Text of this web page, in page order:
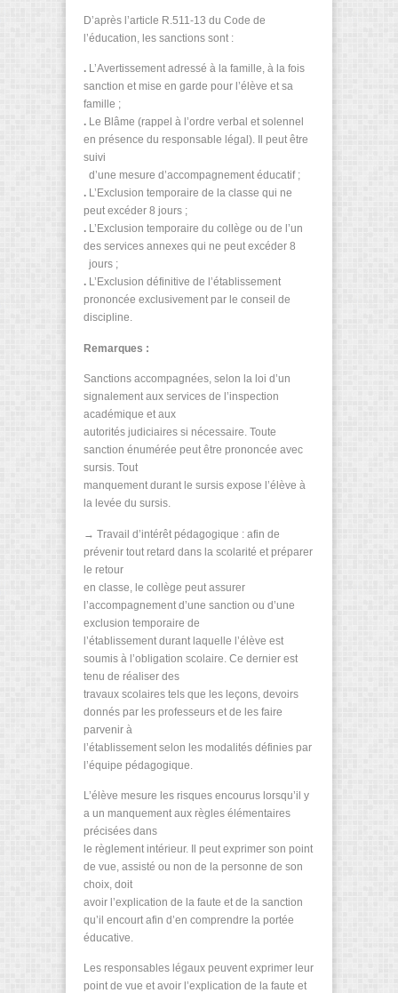
D’après l’article R.511-13 du Code de
l’éducation, les sanctions sont :
. L’Avertissement adressé à la famille, à la fois
sanction et mise en garde pour l’élève et sa
famille ;
. Le Blâme (rappel à l’ordre verbal et solennel
en présence du responsable légal). Il peut être
suivi
d’une mesure d’accompagnement éducatif ;
. L’Exclusion temporaire de la classe qui ne
peut excéder 8 jours ;
. L’Exclusion temporaire du collège ou de l’un
des services annexes qui ne peut excéder 8
jours ;
. L’Exclusion définitive de l’établissement
prononcée exclusivement par le conseil de
discipline.
Remarques :
Sanctions accompagnées, selon la loi d’un
signalement aux services de l’inspection
académique et aux
autorités judiciaires si nécessaire. Toute
sanction énumérée peut être prononcée avec
sursis. Tout
manquement durant le sursis expose l’élève à
la levée du sursis.
→ Travail d’intérêt pédagogique : afin de
prévenir tout retard dans la scolarité et préparer
le retour
en classe, le collège peut assurer
l’accompagnement d’une sanction ou d’une
exclusion temporaire de
l’établissement durant laquelle l’élève est
soumis à l’obligation scolaire. Ce dernier est
tenu de réaliser des
travaux scolaires tels que les leçons, devoirs
donnés par les professeurs et de les faire
parvenir à
l’établissement selon les modalités définies par
l’équipe pédagogique.
L’élève mesure les risques encourus lorsqu’il y
a un manquement aux règles élémentaires
précisées dans
le règlement intérieur. Il peut exprimer son point
de vue, assisté ou non de la personne de son
choix, doit
avoir l’explication de la faute et de la sanction
qu’il encourt afin d’en comprendre la portée
éducative.
Les responsables légaux peuvent exprimer leur
point de vue et avoir l’explication de la faute et